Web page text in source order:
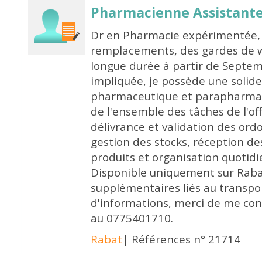
Pharmacienne
Dr en Pharmacie
remplacements, des gardes de
longue durée à partir de
impliquée, je possède une
pharmaceutique et
de l'ensemble des tâches de
délivrance et validation des
gestion des stocks, réception
produits et organisation
Disponible uniquement sur
supplémentaires liés au
d'informations, merci de me
au 0775401710.
Rabat | Références n° 21714